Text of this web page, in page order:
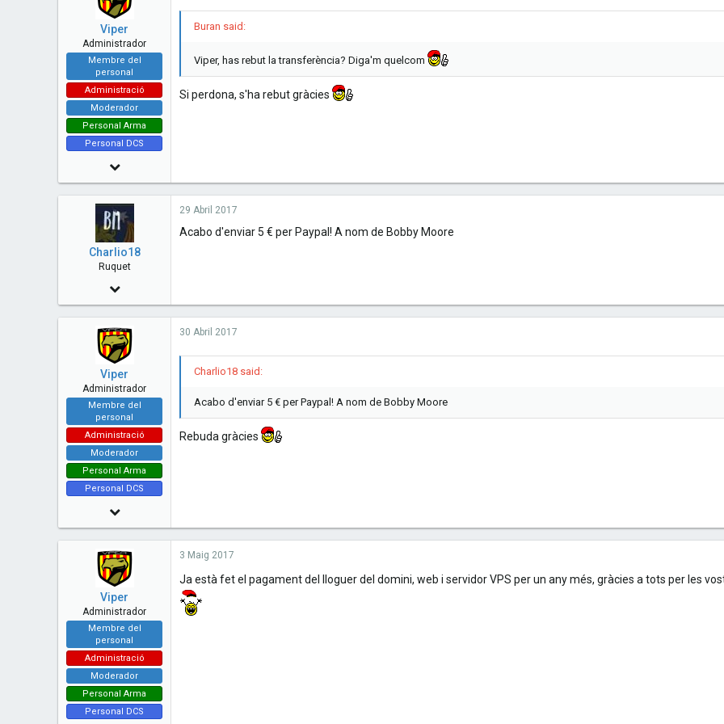
www.cavallersdelcel.cat
Viper
Administrador
Membre del
personal
Administració
Moderador
Personal Arma
Personal DCS
14 Juny 2010
7,480
Buran said:
Viper, has rebut la transferència? Diga'm quelcom
Si perdona, s'ha rebut gràcies
Charlio18
Ruquet
25 Març 2016
144
29 Abril 2017
Acabo d'enviar 5 € per Paypal! A nom de Bobby Moore
Viper
Administrador
Membre del
personal
Administració
Moderador
Personal Arma
Personal DCS
14 Juny 2010
7,480
30 Abril 2017
Charlio18 said:
Acabo d'enviar 5 € per Paypal! A nom de Bobby Moore
Rebuda gràcies
Viper
Administrador
Membre del
personal
Administració
Moderador
Personal Arma
Personal DCS
3 Maig 2017
Ja està fet el pagament del lloguer del domini, web i servidor VPS per un any més, gràcies a tots per les